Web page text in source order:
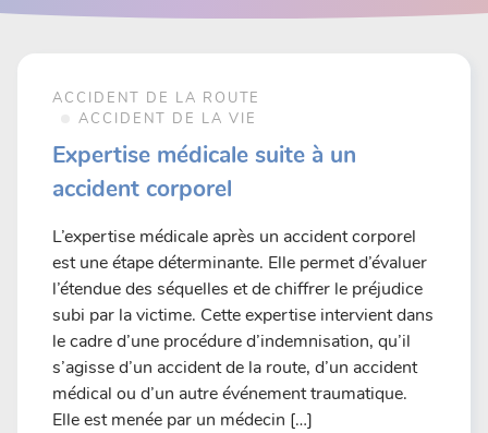
ACCIDENT DE LA ROUTE
ACCIDENT DE LA VIE
Expertise médicale suite à un
accident corporel
L’expertise médicale après un accident corporel
est une étape déterminante. Elle permet d’évaluer
l’étendue des séquelles et de chiffrer le préjudice
subi par la victime. Cette expertise intervient dans
le cadre d’une procédure d’indemnisation, qu’il
s’agisse d’un accident de la route, d’un accident
médical ou d’un autre événement traumatique.
Elle est menée par un médecin […]